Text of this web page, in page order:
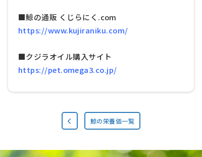
■鯨の通販 くじらにく.com
https://www.kujiraniku.com/
■クジラオイル購入サイト
https://pet.omega3.co.jp/
鯨の栄養価一覧